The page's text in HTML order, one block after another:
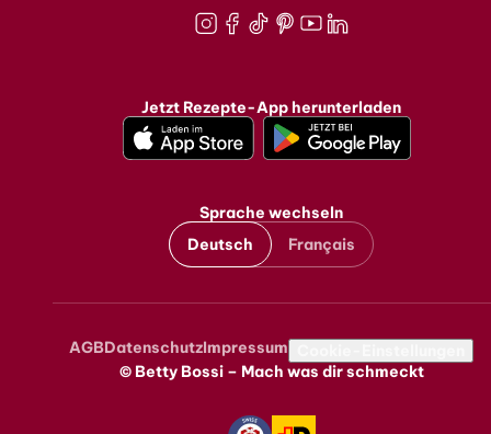
Jetzt Rezepte-App herunterladen
Sprache wechseln
Deutsch
Français
Metanavigation
AGBDatenschutzImpressum
© Betty Bossi – Mach was dir schmeckt